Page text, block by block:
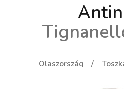
Olaszország